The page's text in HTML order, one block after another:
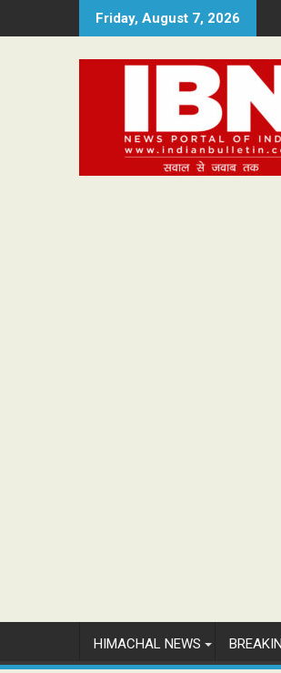
to
Friday, August 7, 2026
HIMACHAL NEWS